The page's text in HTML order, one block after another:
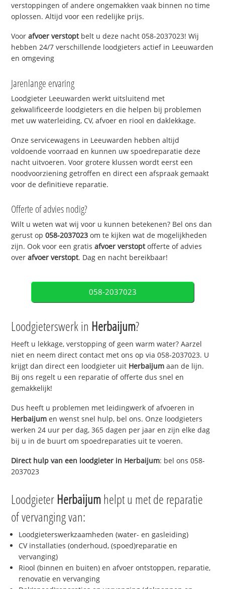
verstoppingen of andere ongemakken vaak binnen no time
oplossen. Altijd voor een redelijke prijs.
Voorafvoer verstoptbelt u deze nacht 058-2037023! Wij
hebben 24/7 verschillende loodgieters actief in Leeuwarden
en omgeving
Jarenlange ervaring
Loodgieter Leeuwarden werkt uitsluitend met
gekwalificeerde loodgieters en die helpen bij problemen
met uw waterleiding, CV, afvoer en riool en daklekkage.
Onze servicewagens in Leeuwarden hebben altijd
voldoende voorraad en kunnen uw spoedreparatie deze
nacht uitvoeren. Voor grotere klussen wordt eerst een
noodvoorziening getroffen en direct een afspraak gemaakt
voor de definitieve reparatie.
Offerte of advies nodig?
Wilt u weten wat wij voor u kunnen betekenen? Bel ons dan
gerust op058-2037023 om te kijken wat de mogelijkheden
zijn. Ook voor een gratisafvoer verstoptofferte of advies
overafvoer verstopt. Dag en nacht bereikbaar!
058-2037023
Loodgieterswerk in Herbaijum?
Heeft u lekkage, verstopping of geen warm water? Aarzel
niet en neem direct contact met ons op via 058-2037023. U
krijgt dan direct een loodgieter uit Herbaijum aan de lijn.
Bij ons regelt u een reparatie of offerte dus snel en
gemakkelijk!
Dus heeft u problemen met leidingwerk of afvoeren in
Herbaijum en wenst snel hulp, bel ons. Onze loodgieters
werken 24 uur per dag, 365 dagen per jaar en zijn elke dag
bij u in de buurt om spoedreparaties uit te voeren.
Direct hulp van een loodgieter in Herbaijum: bel ons 058-
2037023
Loodgieter Herbaijumhelpt u met de reparatie
of vervanging van:
Loodgieterswerkzaamheden (water- en gasleiding)
CV installaties (onderhoud, (spoed)reparatie en
vervanging)
Riool (binnen en buiten) en afvoer ontstoppen, reparatie,
renovatie en vervanging